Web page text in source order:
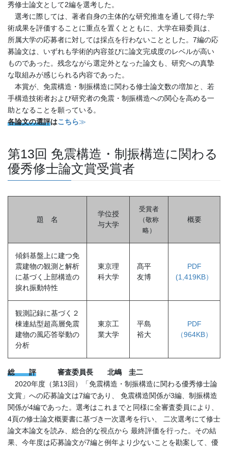
秀修士論文として2編を選考した。
選考に際しては、著者自身の主体的な研究推進を通して得た学
術成果を評価することに重点を置くとともに、大学在籍委員は、
所属大学の応募者に対しては採点を行わないこととした。7編の応
募論文は、いずれも学術的内容並びに論文完成度のレベルが高い
ものであった。残念ながら選定外となった論文も、研究への真摯
な取組みが感じられる内容であった。
本賞が、免震構造・制振構造に関わる修士論文数の増加と、若
手構造技術者および研究者の免震・制振構造への関心を高める一
助となることを願っている。
各論文の選評はこちら≫
第13回 免震構造・制振構造に関わる
優秀修士論文賞受賞者
題 名
学位授
与大学
受賞者
（敬称
略 ）
概要
傾斜基盤上に建つ免
震建物の観測と解析
に基づく上部構造の
捩れ振動特性
東京理
科大学
髙平
友博
PDF
(1,419KB）
観測記録に基づく２
棟連結型超高層免震
建物の風応答挙動の
分析
東京工
業大学
平島
裕大
PDF
（964KB）
総 評
審査委員長 北嶋 圭二
2020年度（第13回）「免震構造・制振構造に関わる優秀修士論
文賞」への応募論文は7編であり、 免震構造関係が3編、制振構造
関係が4編であった。選考はこれまでと同様に全審査委員により、
4頁の修士論文概要書に基づき一次選考を行い、 二次選考にて修士
論文本論文を読み、総合的な視点から 最終評価を行った。その結
果、今年度は応募論文が7編と例年より少ないことを勘案して、優